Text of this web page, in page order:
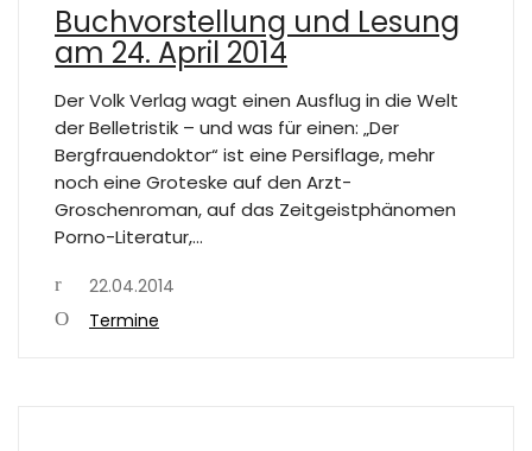
Buchvorstellung und Lesung
am 24. April 2014
Der Volk Verlag wagt einen Ausflug in die Welt
der Belletristik – und was für einen: „Der
Bergfrauendoktor“ ist eine Persiflage, mehr
noch eine Groteske auf den Arzt-
Groschenroman, auf das Zeitgeistphänomen
Porno-Literatur,…
22.04.2014
Termine